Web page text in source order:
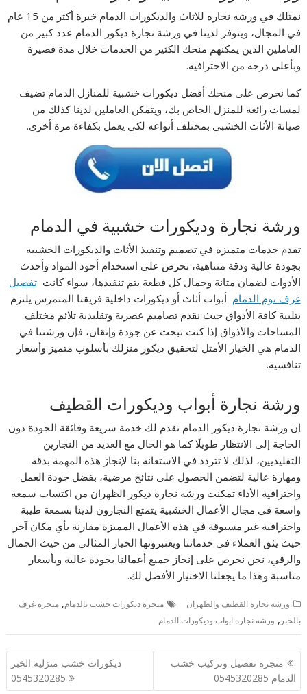
نمتلك في ورشه نجاره للاثاث والديكورات الدمام خبرة أكثر من 15 عام
في المجال، ويتوفر لدينا في ورشة نجارة ديكور الدمام عدد كبير من
العاملين الذين يمكنهم منحك الكثير من الخدمات خلال مدة قصيرة
وبأعلى درجة من الاحترافية.
كما نحرص على منحك أفضل ديكورات خشبية للمنازل الدمام تضيف
لمسات رائعة للمنزل الخاص بك، ويتمكن العاملين لدينا كذلك من
صيانة الأثاث الخشبي بمختلف أنواعه لكي يعمل بكفاءة مرة أخرى.
ورشة نجارة وديكورات خشبية في الدمام
تقدم خدمات متميزة في تصميم وتنفيذ الأثاث والديكورات الخشبية
بجودة عالية ودقة متناهية، نحرص على استخدام أجود المواد وأحدث
الأدوات لضمان متانة وجمال كل قطعة يتم تنفيذها، سواء كانتتفصيل
غرف نوم الدمام أبواب أثاث أو ديكورات داخلية فريقنا المتمرس يلتزم
بتلبية كافة الأذواق حيث نقدم تصاميم عصرية وتقليدية تلائم مختلف
المساحات والأذواق إذا كنت تبحث عن جودة وإتقان، فإن ورشتنا في
الدمام هي الخيار الأمثل لتحقيق ديكور منزلك بأسلوب متميز وأسعار
تنافسية.
ورشة نجارة أبواب وديكورات القطيف
إن ورشة نجارة ديكور الدمام تقدم لك خدمة سريعة وفائقة الجودة دون
الحاجة إلى الانتظار طويلًا كما هو الحال مع العديد من النجارين
التقليديين، لذلك لا تتردد في الاستعانة بنا لإنجاز هذه المهمة بدقة
ومهارة عالية لتضمن الحصول على نتائج مرضية، بفضل جودة العمل
واحترافية الأداء تمكنت ورشة نجارة ديكور الظهران من اكتساب سمعة
واسعة في مجال الأعمال الخشبية يتمتع النجارون لدينا بسمعة طيبة
واحترافية غير مسبوقة في هذه الأعمال المميزة مقارنة بأي مكان آخر
حيث يثق العملاء في خدماتنا ويعتبرونها الخيار المثالي من حيث الجمال
والرقي، نحن نحرص على إنجاز جميع أعمالنا بجودة عالية وبأسعار
مناسبة وهذا ما يجعلنا الاختيار الأفضل لك.
ورشه نجاره القطيف والظهران منجرة ديكورات خشب بالدمام,منجرة غرف
بالخبر , ورشه نجاره ابواب وديكورات الدمام
تصفّح
المقالات
منجرة تفصيل وتركيب خشب
الدمام 0545320285
ديكورات خشب منزلية الخبر
0545320285